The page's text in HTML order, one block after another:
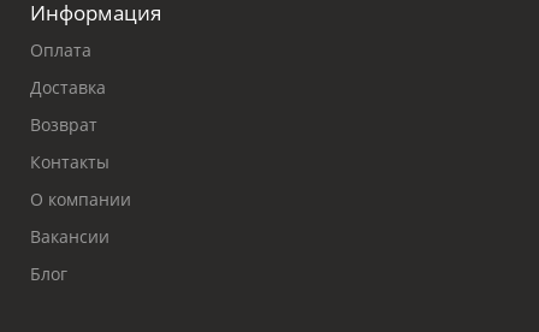
Информация
Оплата
Доставка
Возврат
Контакты
О компании
Вакансии
Блог